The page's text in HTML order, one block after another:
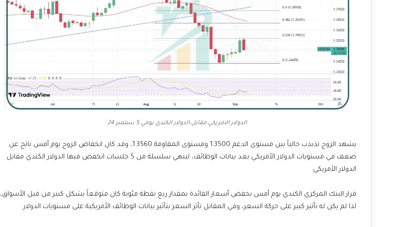
الدولار الامريكي مقابل الدولار الكندي يومي 5 سبتمبر 24
يشهد الزوج تذبذب حالياً بين مستوى الدعم 1.3500 ومستوى المقاومة 1.3560، وقد كان انخفاض الزوج يوم أمس ناتج عن
ضعف في مستويات الدولار الأمريكي بعد بيانات الوظائف، لينهي سلسلة من 5 جلسات انخفض فيها الدولار الكندي مقابل
الدولار الأمريكي.
قرار البنك المركزي الكندي يوم أمس بخفض أسعار الفائدة بمقدار ربع نقطة مئوية كان متوقعاً بشكل كبير من قبل الأسواق،
لذا لم يكن له تأثير كبير على حركة السعر، وفي المقابل تأثر السعر بتأثير بيانات الوظائف الأمريكية على مستويات الدولار.